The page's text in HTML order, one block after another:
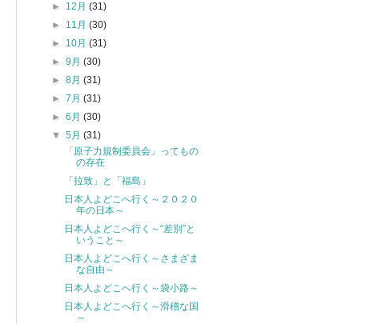
► 12月(31)
► 11月(30)
► 10月(31)
►9月(30)
►8月(31)
►7月(31)
►6月(30)
▼5月(31)
「原子力規制委員会」ってもの
の存在
「拉致」と「福島」
日本人よどこへ行く～２０２０
年の日本～
日本人よどこへ行く～“差別”と
いうこと～
日本人よどこへ行く～さまざま
な自由～
日本人よどこへ行く～袋小路～
日本人よどこへ行く～滑稽な国
～